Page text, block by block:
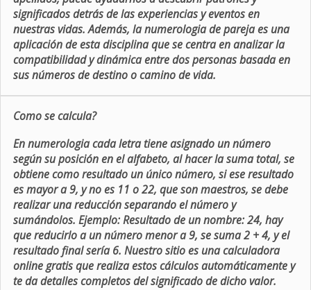
significados detrás de las experiencias y eventos en
nuestras vidas. Además, la numerologia de pareja es una
aplicación de esta disciplina que se centra en analizar la
compatibilidad y dinámica entre dos personas basada en
sus números de destino o camino de vida.
Como se calcula?
En numerologia cada letra tiene asignado un número
según su posición en el alfabeto, al hacer la suma total, se
obtiene como resultado un único número, si ese resultado
es mayor a 9, y no es 11 o 22, que son maestros, se debe
realizar una reducción separando el número y
sumándolos. Ejemplo: Resultado de un nombre: 24, hay
que reducirlo a un número menor a 9, se suma 2 + 4, y el
resultado final sería 6. Nuestro sitio es una calculadora
online gratis que realiza estos cálculos automáticamente y
te da detalles completos del significado de dicho valor.